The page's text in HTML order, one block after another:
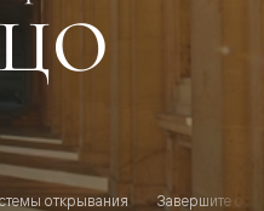
открывания Завершите